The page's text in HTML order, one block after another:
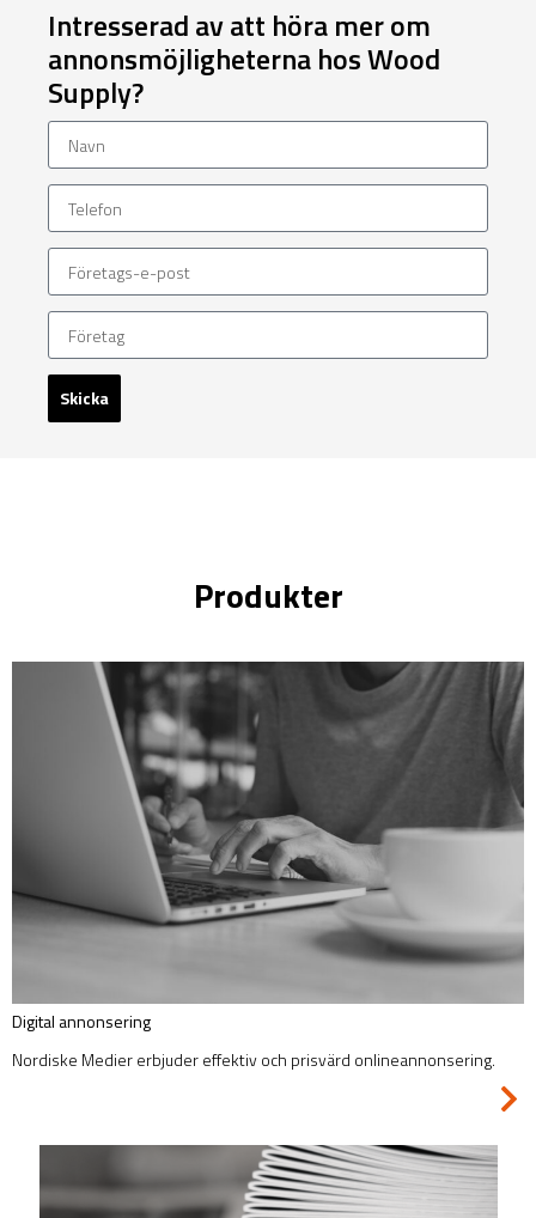
Intresserad av att höra mer om
annonsmöjligheterna hos Wood
Supply?
Skicka
Produkter
Digital annonsering
Nordiske Medier erbjuder effektiv och prisvärd onlineannonsering.